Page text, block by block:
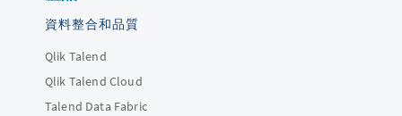
資料整合和品質
Qlik Talend
Qlik Talend Cloud
Talend Data Fabric